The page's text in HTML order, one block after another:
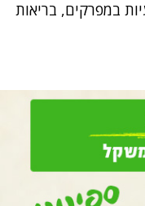
במפרקים, בריאות